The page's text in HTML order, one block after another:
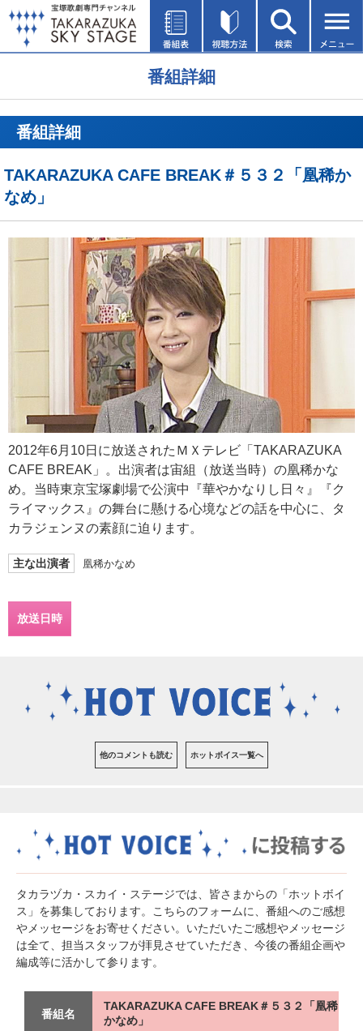
番組詳細
番組詳細
TAKARAZUKA CAFE BREAK＃５３２「凰稀か
なめ」
2012年6月10日に放送されたＭＸテレビ「TAKARAZUKA
CAFE BREAK」。出演者は宙組（放送当時）の凰稀かな
め。当時東京宝塚劇場で公演中『華やかなりし日々』『ク
ライマックス』の舞台に懸ける心境などの話を中心に、タ
カラジェンヌの素顔に迫ります。
主な出演者 凰稀かなめ
放送日時
他のコメントも読む ホットボイス一覧へ
タカラヅカ・スカイ・ステージでは、皆さまからの「ホットボイ
ス」を募集しております。こちらのフォームに、番組へのご感想
やメッセージをお寄せください。いただいたご感想やメッセージ
は全て、担当スタッフが拝見させていただき、今後の番組企画や
編成等に活かして参ります。
番組名
TAKARAZUKA CAFE BREAK＃５３２「凰稀
かなめ」